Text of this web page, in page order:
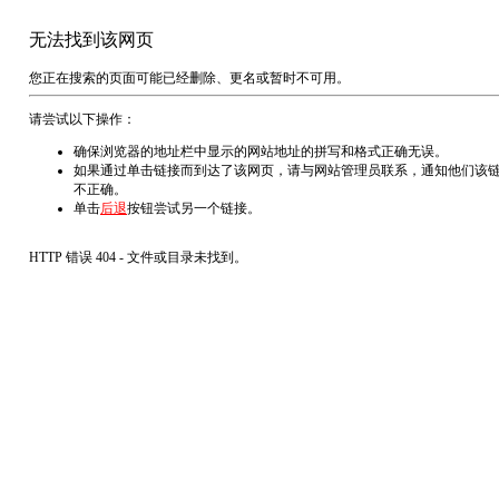
无法找到该网页
您正在搜索的页面可能已经删除、更名或暂时不可用。
请尝试以下操作：
确保浏览器的地址栏中显示的网站地址的拼写和格式正确无误。
如果通过单击链接而到达了该网页，请与网站管理员联系，通知他们该
不正确。
单击后退按钮尝试另一个链接。
HTTP 错误 404 - 文件或目录未找到。